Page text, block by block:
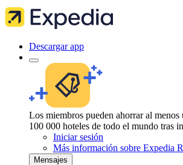
Descargar app
Los miembros pueden ahorrar al menos
100 000 hoteles de todo el mundo tras
Iniciar sesión
Más información sobre Expedia
Mensajes